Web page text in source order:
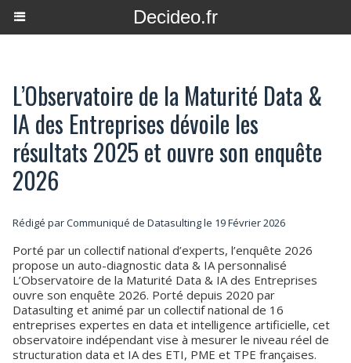
Decideo.fr
L’Observatoire de la Maturité Data &
IA des Entreprises dévoile les
résultats 2025 et ouvre son enquête
2026
Rédigé par Communiqué de Datasulting le 19 Février 2026
Porté par un collectif national d’experts, l’enquête 2026
propose un auto-diagnostic data & IA personnalisé
L’Observatoire de la Maturité Data & IA des Entreprises
ouvre son enquête 2026. Porté depuis 2020 par
Datasulting et animé par un collectif national de 16
entreprises expertes en data et intelligence artificielle, cet
observatoire indépendant vise à mesurer le niveau réel de
structuration data et IA des ETI, PME et TPE françaises.